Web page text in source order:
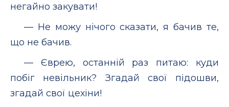
негайно закувати!
— Не можу нічого сказати, я бачив те,
що не бачив.
— Єврею, останній раз питаю: куди
побіг невільник? Згадай свої підошви,
згадай свої цехіни!